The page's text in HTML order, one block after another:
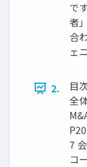
で
者
合
ェ
2.
目
全
7
コ